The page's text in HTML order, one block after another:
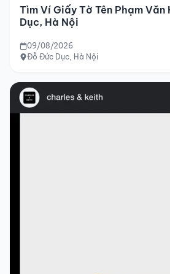
Tìm Ví Giấy Tờ Tên Phạm
Dục, Hà Nội
09/08/2026
Đỗ Đức Dục, Hà Nội